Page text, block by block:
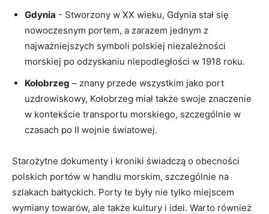
Gdynia ⁤-‌ Stworzony w ⁣XX wieku, Gdynia stał się
nowoczesnym⁢ portem, a ⁢zarazem jednym ‌z⁣
najważniejszych symboli polskiej niezależności
morskiej po odzyskaniu niepodległości⁣ w ​1918‌ roku.
Kołobrzeg – znany przede wszystkim jako⁢ port‌
uzdrowiskowy, Kołobrzeg miał także swoje znaczenie
w kontekście transportu morskiego, szczególnie w
czasach po II wojnie światowej.
Starożytne dokumenty i kroniki świadczą o obecności ​
polskich portów w handlu morskim, szczególnie na
⁣szlakach bałtyckich. Porty ⁢te były nie tylko miejscem
wymiany towarów, ale także kultury i ⁢idei. Warto⁢ również